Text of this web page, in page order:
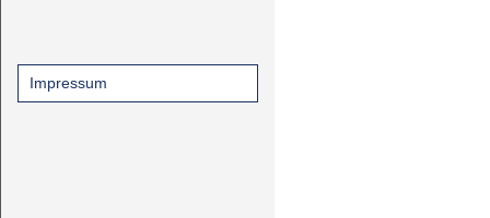
Impressum